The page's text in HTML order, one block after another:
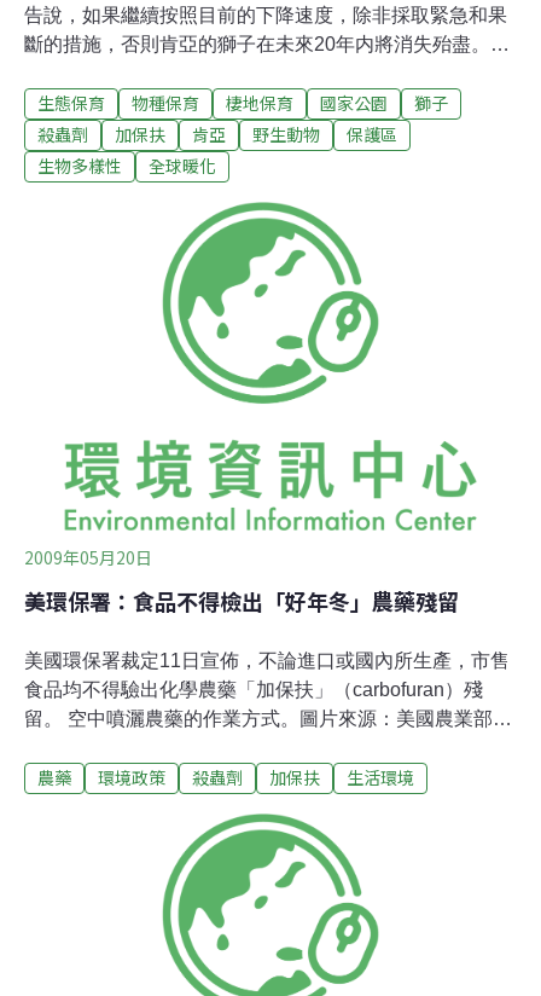
告說，如果繼續按照目前的下降速度，除非採取緊急和果
斷的措施，否則肯亞的獅子在未來20年内將消失殆盡。肯
公園和保護區有2,000隻獅子。但過去七年裡獅子的數量卻
以平均每年100隻的速度不斷下滑。野生動物局發言人巫
竇托（Paul Udoto）表示，獅子「由於諸多因素，包括人
類與野生動物之間的衝突、棲地破壞、氣候暖化、疾病、
人口快速增加等因素」而致死。動物局的第一任主席，保
育學者李基（Richard Leakey）博士，目前帶領非營利野
生生物保護組織Wildlife Direct表示，許多獅子死於誤食含
劇毒加保扶（carbofuran）殺蟲劑的動物屍體。李基接受
BBC採訪時說，該殺蟲劑為肯亞農村民衆所熟知的一種簡
易擺脫掠食者的方法。他正試圖遊說政府機關禁止該殺蟲
生態保育 物種保育 棲地保育 國家公園
獅子
殺蟲劑
加保扶 肯亞 野生動物
保護區
生物多樣性
全球暖化
2009年05月20日
美環保署：食品不得檢出「好年冬」農藥殘留
美國環保署裁定11日宣佈，不論進口或國內所生產，市售
食品均不得驗出化學農藥「加保扶」（carbofuran）殘
留。 空中噴灑農藥的作業方式。圖片來源：美國農業部加
類」殺蟲劑與殺線蟲藥，登記用途是控制土壤與各種田間
美國環保署決議「加保扶對飲食、勞動者與生態造成的風
險，都是不能接受的。」環保署將會將含有加保扶殘留物
的食品下架、包括所有的進口食品以保護人們，特別是兒
童的飲食安全，環保署11日表示，說最終的目標是全面停
止販售此殺蟲劑，但是這個目標沒有具體時間表。為了保
護施用殺蟲劑的民眾與在施藥區棲息的鳥類，該機構正著
農藥 環境政策 殺蟲劑 加保扶 生活環境